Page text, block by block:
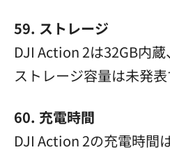
59. ストレージ
DJI Action 2は32GB内
ストレージ容量は未発表
60. 充電時間
DJI Action 2の充電時間